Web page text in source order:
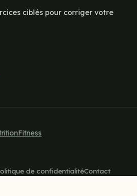
ciblés pour corriger votre
Fitness
de confidentialitéContact